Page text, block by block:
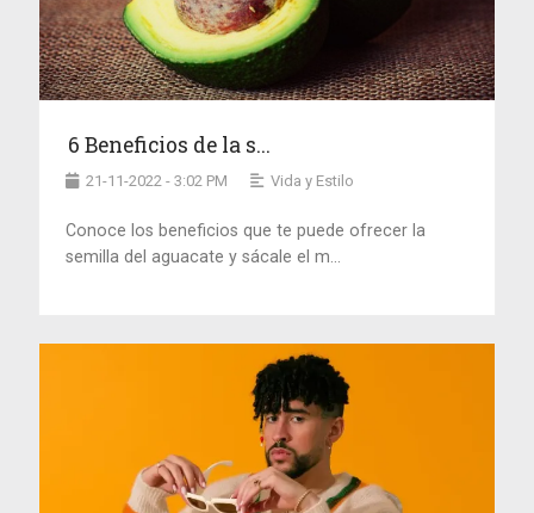
6 Beneficios de la s...
21-11-2022 - 3:02 PM Vida y Estilo
Conoce los beneficios que te puede ofrecer la
semilla del aguacate y sácale el m...